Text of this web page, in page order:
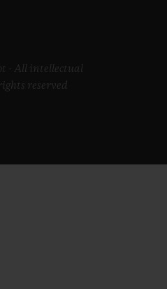
- All intellectual
reserved